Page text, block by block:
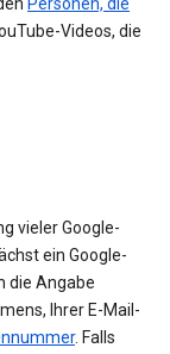
Personen, die
Videos, die
vieler Google-
ein Google-
die Angabe
Ihrer E-Mail-
. Falls